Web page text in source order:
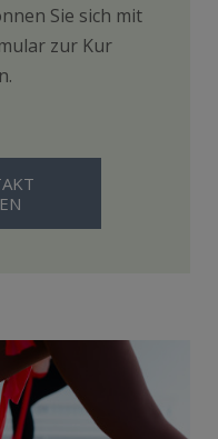
Sie sich mit
zur Kur